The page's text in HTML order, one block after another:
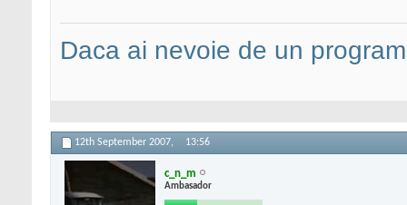
Daca ai nevoie de un
12th September 2007, 13:56
c_n_m
Ambasador